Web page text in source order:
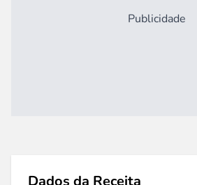
Publicidade
Dados da Receita